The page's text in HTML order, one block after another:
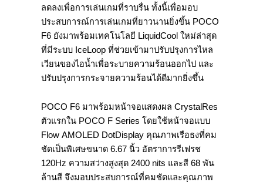
ลดลงเพื่อการเล่นเกมที่ราบรื่น ทั้งนี้เพื่อมอบ
ประสบการณ์การเล่นเกมที่ยาวนานยิ่งขึ้น POCO
F6 ยังมาพร้อมเทคโนโลยี LiquidCool ใหม่ล่าสุด
ที่มีระบบ IceLoop ที่ช่วยเข้ามาปรับปรุงการไหล
เวียนของไอน้ำเพื่อระบายความร้อนออกไป และ
ปรับปรุงการกระจายความร้อนได้ดีมากยิ่งขึ้น
POCO F6 มาพร้อมหน้าจอแสดงผล CrystalRes
ตัวแรกใน POCO F Series โดยใช้หน้าจอแบบ
Flow AMOLED DotDisplay คุณภาพเรือธงที่คม
ชัดเป็นพิเศษขนาด 6.67 นิ้ว อัตราการรีเฟรช
120Hz ความสว่างสูงสุด 2400 nits และสี 68 พัน
ล้านสี จึงมอบประสบการณ์ที่คมชัดและคุณภาพ